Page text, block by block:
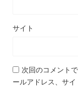
サイト
次回のコメント
ールアドレス、サイ